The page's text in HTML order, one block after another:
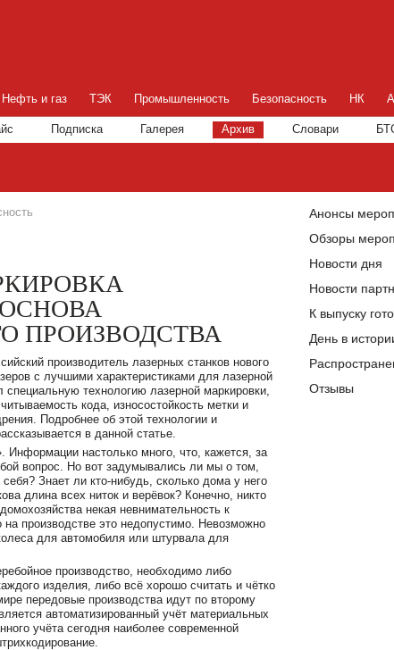
Нефть и газ ТЭК Промышленность Безопасность НК
Подписка Галерея Архив Словари
ПРОИЗВОДСТВА
производитель лазерных станков нового
с лучшими характеристиками для лазерной
специальную технологию лазерной маркировки,
кода, износостойкость метки и
Подробнее об этой технологии и
в данной статье.
Информации настолько много, что, кажется, за
вопрос. Но вот задумывались ли мы о том,
Знает ли кто-нибудь, сколько дома у него
длина всех ниток и верёвок? Конечно, никто
некая невнимательность к
производстве это недопустимо. Невозможно
для автомобиля или штурвала для
производство, необходимо либо
изделия, либо всё хорошо считать и чётко
передовые производства идут по второму
автоматизированный учёт материальных
учёта сегодня наиболее современной
Анонсы
Обзоры
Новости дня
Новости
К выпуску
День в
Отзывы